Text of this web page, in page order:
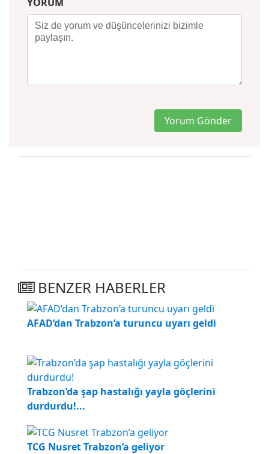
YORUM
Yorum Gönder
BENZER HABERLER
AFAD’dan Trabzon’a turuncu uyarı geldi
Trabzon’da şap hastalığı yayla göçlerini
durdurdu!...
TCG Nusret Trabzon’a geliyor